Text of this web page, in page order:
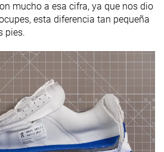
mucho a esa cifra, ya que nos dio
esta diferencia tan pequeña
pies.